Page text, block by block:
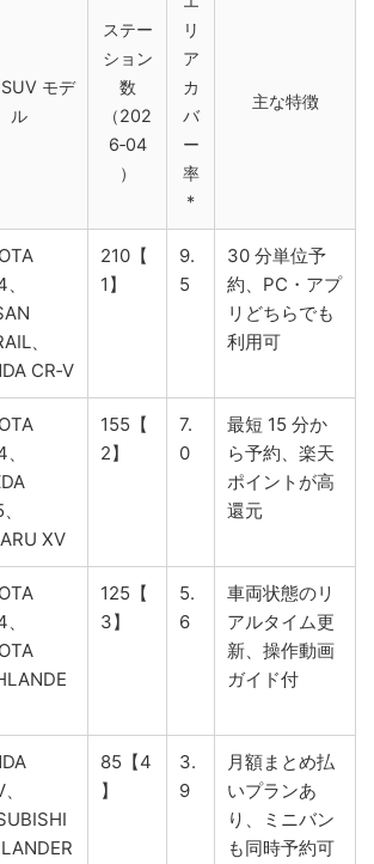
モデ
ル
ステー
ション
数
（202
6‑04
）
リ
ア
カ
バ
ー
率
*
主な特徴
、
CR‑V
210【
1】
9.
5
30 分単位予
約、PC・アプ
リどちらでも
利用可
XV
155【
2】
7.
0
最短 15 分か
ら予約、楽天
ポイントが高
還元
125【
3】
5.
6
車両状態のリ
アルタイム更
新、操作動画
ガイド付
85【4
】
3.
9
月額まとめ払
いプランあ
り、ミニバン
も同時予約可